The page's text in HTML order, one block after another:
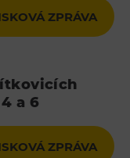
ZPRÁVA
a 6
ZPRÁVA